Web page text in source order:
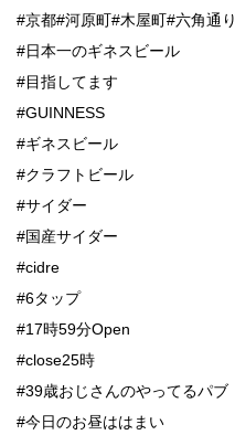
#京都#河原町#木屋町#六角通り
#日本一のギネスビール
#目指してます
#GUINNESS
#ギネスビール
#クラフトビール
#サイダー
#国産サイダー
#cidre
#6タップ
#17時59分Open
#close25時
#39歳おじさんのやってるパブ
#今日のお昼ははまい